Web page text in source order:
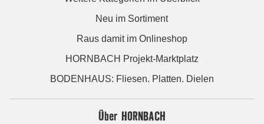
Neu im Sortiment
Raus damit im Onlineshop
HORNBACH Projekt-Marktplatz
BODENHAUS: Fliesen. Platten. Dielen
Über HORNBACH